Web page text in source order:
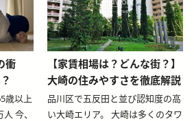
衝
歳以上
今、
blog-relative-card
【家賃相場は？どんな街？】
大崎の住みやすさを徹底解説
品川区で五反田と並び認知度の高
い大崎エリア。 大崎は多くのタワ